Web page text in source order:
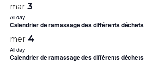
mar 3
All day
Calendrier de ramassage des différents déchets
mer 4
All day
Calendrier de ramassage des différents déchets